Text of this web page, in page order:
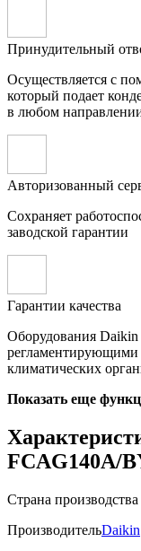
Принудительный
Осуществляется с
который подает
в любом
Авторизованный
Сохраняет
заводской гарантии
Гарантии качества
Оборудования
регламентирующими
климатических
Показать еще
FCAG140A/
Страна
ПроизводительDaikin